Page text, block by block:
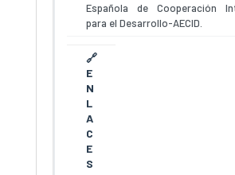
Española de Cooperación
para el Desarrollo-AECID.